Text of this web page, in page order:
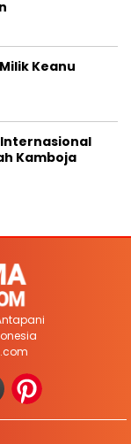
Keanu
Kamboja